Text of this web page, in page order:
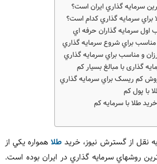
سرمايه گذاري ايران است؟
براي سرمايه گذاري کدام است؟
اول سرمايه گذاران حرفه اي
براي شروع سرمايه گذاري
و مناسب براي سرمايه گذاري
گذاری با مبالغ بسیار کم
کم ريسک براي سرمايه گذاري
با پول کم
طلا با سرمايه کم
نقل از گسترش نیوز، خريد طلاهمواره يکي از
روشهاي سرمايه گذاري در ايران بوده است.